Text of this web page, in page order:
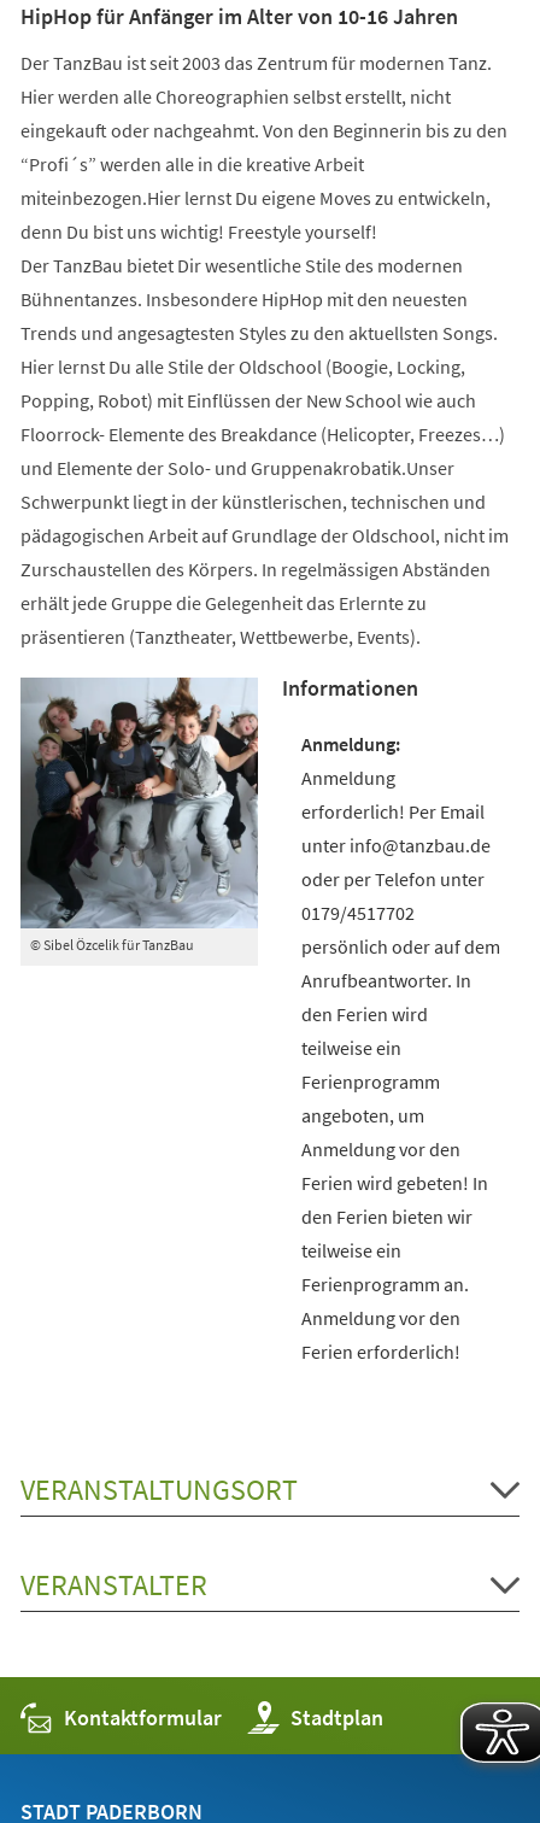
HipHop für Anfänger im Alter von 10-16 Jahren
Der TanzBau ist seit 2003 das Zentrum für modernen Tanz.
Hier werden alle Choreographien selbst erstellt, nicht
eingekauft oder nachgeahmt. Von den Beginnerin bis zu den
“Profi´s” werden alle in die kreative Arbeit
miteinbezogen.Hier lernst Du eigene Moves zu entwickeln,
denn Du bist uns wichtig! Freestyle yourself!
Der TanzBau bietet Dir wesentliche Stile des modernen
Bühnentanzes. Insbesondere HipHop mit den neuesten
Trends und angesagtesten Styles zu den aktuellsten Songs.
Hier lernst Du alle Stile der Oldschool (Boogie, Locking,
Popping, Robot) mit Einflüssen der New School wie auch
Floorrock- Elemente des Breakdance (Helicopter, Freezes…)
und Elemente der Solo- und Gruppenakrobatik.Unser
Schwerpunkt liegt in der künstlerischen, technischen und
pädagogischen Arbeit auf Grundlage der Oldschool, nicht im
Zurschaustellen des Körpers. In regelmässigen Abständen
erhält jede Gruppe die Gelegenheit das Erlernte zu
präsentieren (Tanztheater, Wettbewerbe, Events).
© Sibel Özcelik für TanzBau
Informationen
Anmeldung
erforderlich! Per Email
unter info@tanzbau.de
oder per Telefon unter
0179/4517702
persönlich oder auf dem
Anrufbeantworter. In
den Ferien wird
teilweise ein
Ferienprogramm
angeboten, um
Anmeldung vor den
Ferien wird gebeten! In
den Ferien bieten wir
teilweise ein
Ferienprogramm an.
Anmeldung vor den
Ferien erforderlich!
VERANSTALTUNGSORT
VERANSTALTER
Kontaktformular Stadtplan
(Öffnet
in
einem
STADT PADERBORN